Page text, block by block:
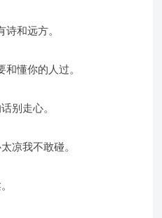
和远方。
懂你的人过。
别走心。
凉我不敢碰。